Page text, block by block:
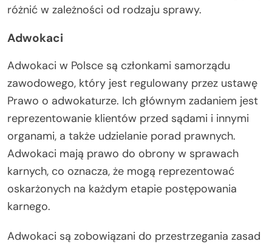
różnić w zależności od rodzaju sprawy.
Adwokaci
Adwokaci w Polsce są członkami samorządu
zawodowego, który jest regulowany przez ustawę
Prawo o adwokaturze. Ich głównym zadaniem jest
reprezentowanie klientów przed sądami i innymi
organami, a także udzielanie porad prawnych.
Adwokaci mają prawo do obrony w sprawach
karnych, co oznacza, że mogą reprezentować
oskarżonych na każdym etapie postępowania
karnego.
Adwokaci są zobowiązani do przestrzegania zasad